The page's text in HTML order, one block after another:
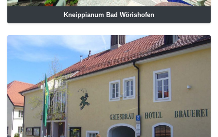
Kneippianum Bad Wörishofen